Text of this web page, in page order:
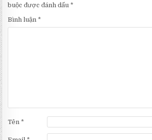
buộc được đánh dấu *
Bình luận *
Tên *